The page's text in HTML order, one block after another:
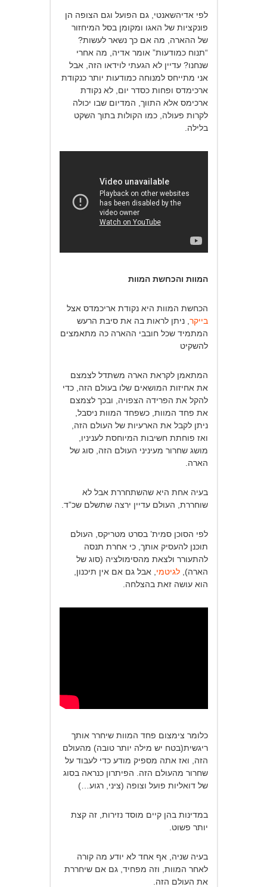
לפי אדיהשאנטי, גם הפועל וגם הצופה הן
פונקציות של האגו ומקומן בסל המיחזור
של ההארה, מה אם כך נשאר לעשות?
“תנוח כמודעות” אומר אדיה, מה אחרי
שנחנו? עדיין לא הגעתי לוידאו הזה, אבל
אני מתייחס למנוחה כמודעות יותר כנקודת
ארכימדס ופחות כסדר יום, לא נקודת
ארכימס אלא התווך, המדיום שבו יכולה
לקרות פעולה, כמו הקולות בתוך השקט
בלילה.
המוות והכחשת המוות
הכחשת המוות היא נקודת אריכמדס אצל
בייקר , ניתן לראות בה את סיבת הרעש
המתמיד שכל חובבי ההארה כה מתאמצים
להשקיט
המתאמן לקראת הארה משתדל לצמצם
את אחיזות המושאים שלו בעולם הזה, כדי
להקל את הפרידה הצפויה, ובכך לצמצם
את פחד המוות, כשפחד המוות ניסבל,
ניתן לקבל את הארעיות של העולם הזה,
ואז פוחתת חשיבות המיוחסת לעניניו,
מושג שחרור מעיניני העולם הזה, סוג של
הארה.
בעיה אחת היא שהשתחררת אבל לא
שוחררת, העולם עדיין ירצה שתשלם שכ”ד.
לפי הסוכן סמית’ בסרט מטריקס, העולם
תוכנן להעסיק אותך, כי אחרת תנסה
להתעורר ולצאת מהסימולציה (סוג של
הארה),לגיטמי , אבל גם אם אין תיכנון,
הוא עושה זאת בהצלחה.
כלומר צימצום פחד המוות שיחרר אותך
ריגשית(בטח יש מילה יותר טובה) מהעולם
הזה, ואז אתה מספיק מודע כדי לעבוד על
שחרור מהעולם הזה. הפיתרון כנראה בסוג
של דואליות פועל וצופה (ציני, רגוע…)
במדינות בהן קיים מוסד נזירות, זה קצת
יותר פשוט.
בעיה שניה, אף אחד לא יודע מה קורה
לאחר המוות, וזה מפחיד, גם אם שיחררת
את העולם הזה.